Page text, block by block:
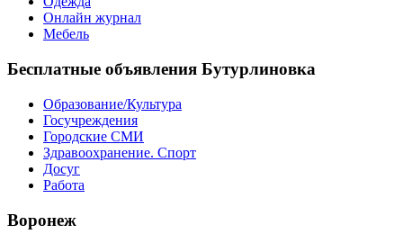
Онлайн журнал
Мебель
Бесплатные объявления Бутурлиновка
Образование/Культура
Госучреждения
Городские СМИ
Здравоохранение. Спорт
Досуг
Работа
Воронеж